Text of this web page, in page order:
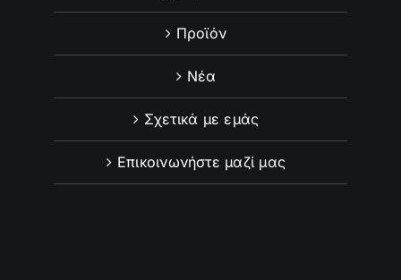
Προϊόν
Νέα
Σχετικά με εμάς
Επικοινωνήστε μαζί μας